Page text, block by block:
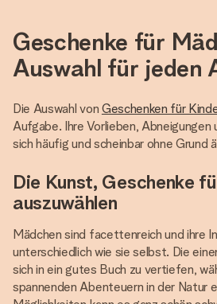
Geschenke für
Auswahl für jeden
Die Auswahl von Geschenken für
Aufgabe. Ihre Vorlieben, Abneigungen
sich häufig und scheinbar ohne Grund
Die Kunst, Geschenke
auszuwählen
Mädchen sind facettenreich und ihre
unterschiedlich wie sie selbst. Die
sich in ein gutes Buch zu vertiefen,
spannenden Abenteuern in der Natur